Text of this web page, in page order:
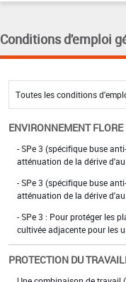
Conditions d'emploi
ENVIRONNEMENT FLORE
- SPe 3 (spécifique buse
atténuation de la dérive
- SPe 3 (spécifique buse
atténuation de la dérive
- SPe 3 : Pour protéger les
cultivée adjacente pour les
PROTECTION DU